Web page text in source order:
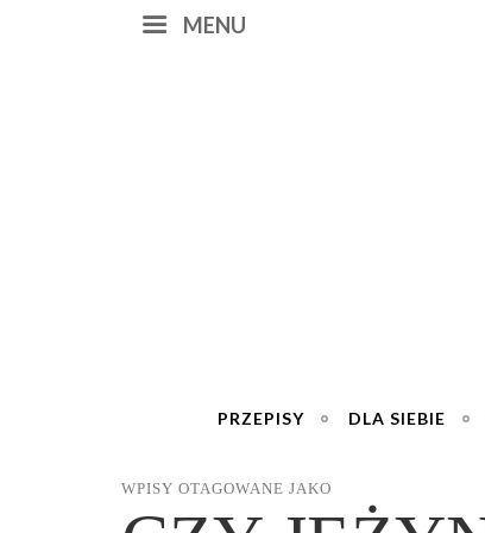
MENU
PRZEPISY DLA SIEBIE
WPISY OTAGOWANE JAKO